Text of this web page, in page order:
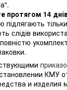
протягом 14
підлягають
слідів
КМУ
и изделия